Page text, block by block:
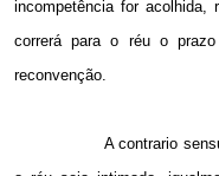
incompetência for acolhida,
correrá para o réu o
reconvenção.
A contrario